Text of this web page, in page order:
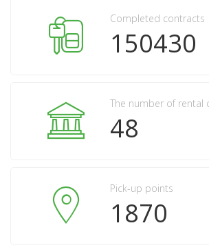
Completed contracts
150430
The number of rental
48
Pick-up points
1870